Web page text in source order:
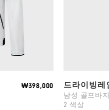
₩398,000 드라이빙레
남성 골프바
2 색상